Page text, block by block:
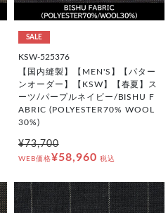
SALE
KSW-525376
【国内縫製】【MEN'S】【パター
ンオーダー】【KSW】【春夏】ス
ーツ/パープルネイビー/BISHU F
ABRIC (POLYESTER70% WOOL
30%)
¥73,700
WEB価格¥58,960 税込